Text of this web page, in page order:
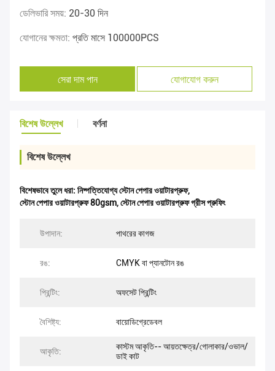
ডেলিভারি সময়: 20-30 দিন
যোগানের ক্ষমতা: প্রতি মাসে 100000PCS
সেরা দাম পান যোগাযোগ করুন
বিশেষ উল্লেখ বর্ণনা
বিশেষ উল্লেখ
বিশেষভাবে তুলে ধরা: নিষ্পত্তিযোগ্য স্টোন পেপার ওয়াটারপ্রুফ,
স্টোন পেপার ওয়াটারপ্রুফ 80gsm,স্টোন পেপার ওয়াটারপ্রুফ গ্রীস প্রুফিং
উপাদান: পাথরের কাগজ
রঙ: CMYK বা প্যানটোন রঙ
প্রিন্টিং: অফসেট প্রিন্টিং
বৈশিষ্ট্য: বায়োডিগ্রেডেবল
আকৃতি:
কাস্টম আকৃতি-- আয়তক্ষেত্র/গোলাকার/ওভাল/
ডাই কাট